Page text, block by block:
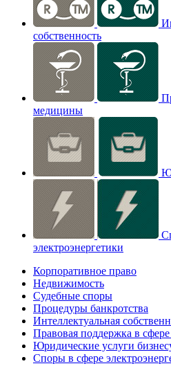
собственность
медицины
электроэнергетики
Корпоративное право
Недвижимость
Судебные споры
Процедуры банкротства
Интеллектуальная
Правовая поддержка в
Юридические услуги
Споры в сфере